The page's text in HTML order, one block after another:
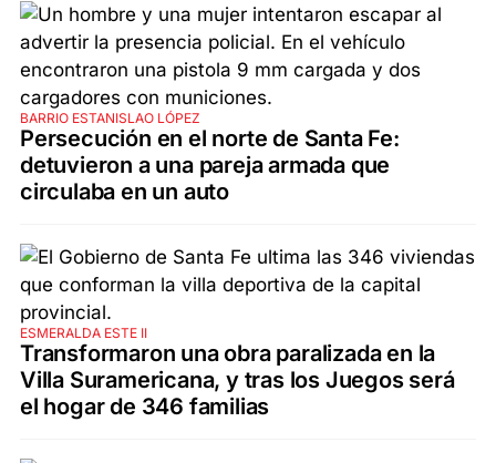
BARRIO ESTANISLAO LÓPEZ
Persecución en el norte de Santa Fe:
detuvieron a una pareja armada que
circulaba en un auto
ESMERALDA ESTE II
Transformaron una obra paralizada en la
Villa Suramericana, y tras los Juegos será
el hogar de 346 familias